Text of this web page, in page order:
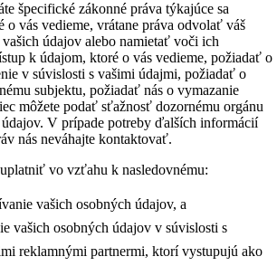
špecifické zákonné práva týkajúce sa
o vás vedieme, vrátane práva odvolať váš
vašich údajov alebo namietať voči ich
k údajom, ktoré o vás vedieme, požiadať o
v súvislosti s vašimi údajmi, požiadať o
subjektu, požiadať nás o vymazanie
môžete podať sťažnosť dozornému orgánu
V prípade potreby ďalších informácií
nás neváhajte kontaktovať.
vo vzťahu k nasledovnému:
vašich osobných údajov, a
vašich osobných údajov v súvislosti s
reklamnými partnermi, ktorí vystupujú ako